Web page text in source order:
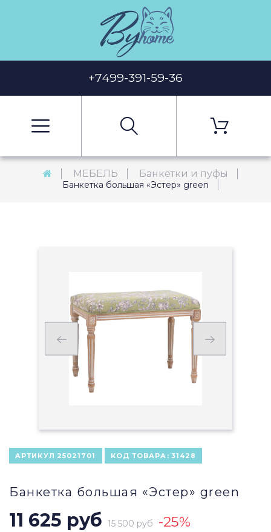
+7499-391-59-36
МЕБЕЛЬ Банкетки и пуфы
Банкетка большая «Эстер» green
АРТИКУЛ 25021701 КОД ТОВАРА: 31428
Банкетка большая «Эстер» green
11 625 руб 15 500 руб -25%